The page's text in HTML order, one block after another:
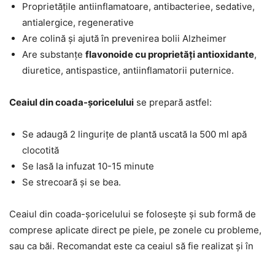
Proprietățile antiinflamatoare, antibacteriee, sedative,
antialergice, regenerative
Are colină și ajută în prevenirea bolii Alzheimer
Are substanțe flavonoide cu proprietăți antioxidante,
diuretice, antispastice, antiinflamatorii puternice.
Ceaiul din coada-șoricelului se prepară astfel:
Se adaugă 2 lingurițe de plantă uscată la 500 ml apă
clocotită
Se lasă la infuzat 10-15 minute
Se strecoară și se bea.
Ceaiul din coada-șoricelului se folosește și sub formă de
comprese aplicate direct pe piele, pe zonele cu probleme,
sau ca băi. Recomandat este ca ceaiul să fie realizat și în